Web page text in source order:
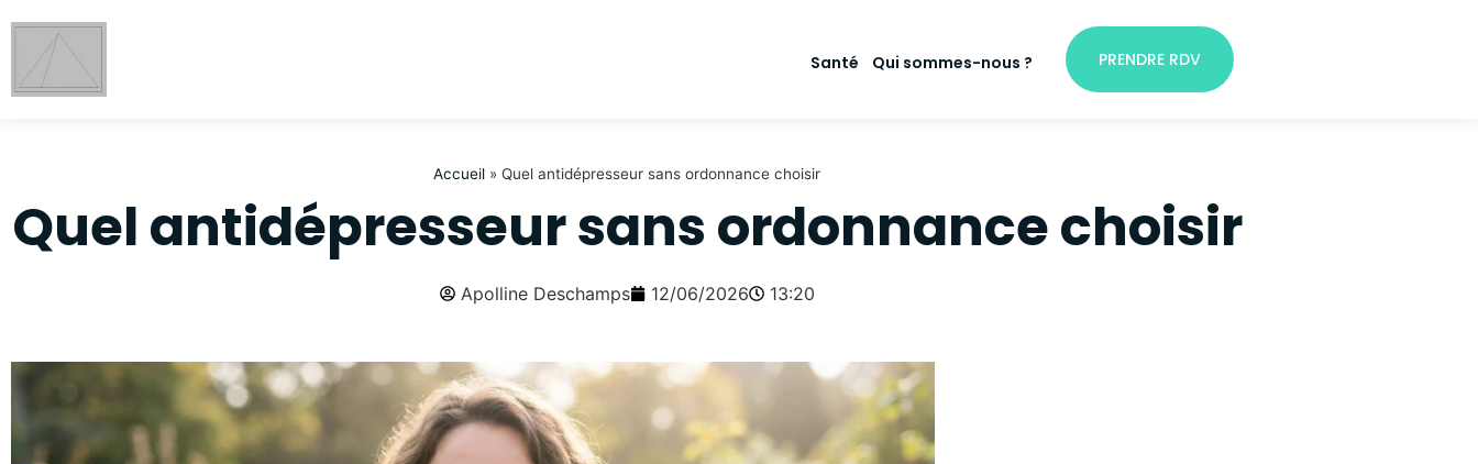
Santé Qui sommes-nous ? PRENDRE RDV
Accueil » Quel antidépresseur sans ordonnance choisir
Quel antidépresseur sans ordonnance choisir
Apolline Deschamps 12/06/2026 13:20